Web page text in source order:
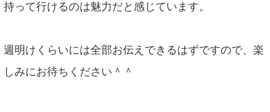
持って行けるのは魅力だと感じています。
週明けくらいには全部お伝えできるはずですので、楽
しみにお待ちください＾＾